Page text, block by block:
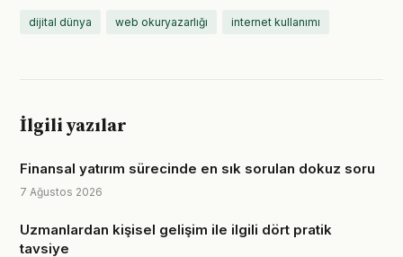
dijital dünya web okuryazarlığı internet kullanımı
İlgili yazılar
Finansal yatırım sürecinde en sık sorulan dokuz soru
7 Ağustos 2026
Uzmanlardan kişisel gelişim ile ilgili dört pratik
tavsiye